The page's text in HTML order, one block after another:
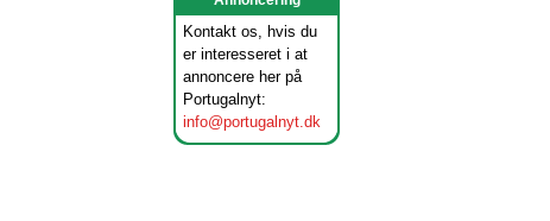
Kontakt os, hvis du
er interesseret i at
annoncere her på
Portugalnyt:
info@portugalnyt.dk